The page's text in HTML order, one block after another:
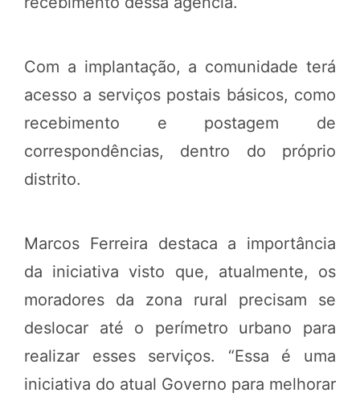
Com a implantação, a comunidade terá
acesso a serviços postais básicos, como
recebimento e postagem de
correspondências, dentro do próprio
distrito.
Marcos Ferreira destaca a importância
da iniciativa visto que, atualmente, os
moradores da zona rural precisam se
deslocar até o perímetro urbano para
realizar esses serviços. “Essa é uma
iniciativa do atual Governo para melhorar